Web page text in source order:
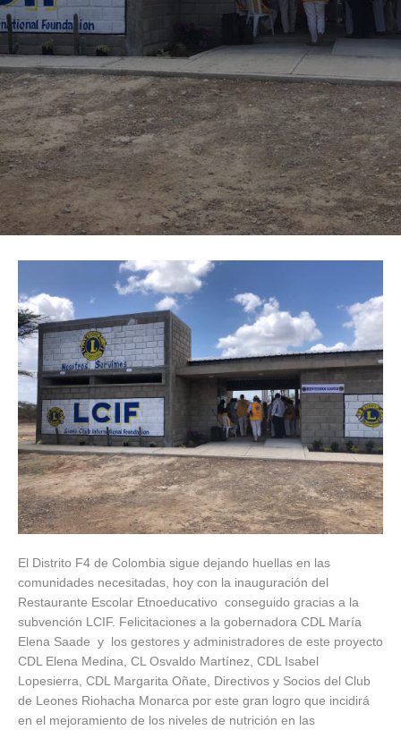
El Distrito F4 de Colombia sigue dejando huellas en las
comunidades necesitadas, hoy con la inauguración del
Restaurante Escolar Etnoeducativo conseguido gracias a la
subvención LCIF. Felicitaciones a la gobernadora CDL María
Elena Saade y los gestores y administradores de este proyecto
CDL Elena Medina, CL Osvaldo Martínez, CDL Isabel
Lopesierra, CDL Margarita Oñate, Directivos y Socios del Club
de Leones Riohacha Monarca por este gran logro que incidirá
en el mejoramiento de los niveles de nutrición en las